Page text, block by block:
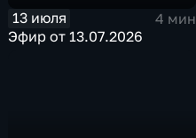
13 июля
4 мин
Эфир от 13.07.2026